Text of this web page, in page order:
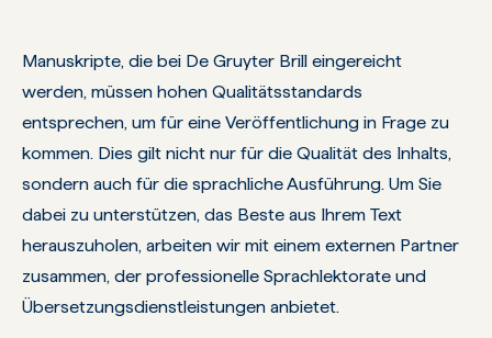
Manuskripte, die bei De Gruyter Brill eingereicht
werden, müssen hohen Qualitätsstandards
entsprechen, um für eine Veröffentlichung in Frage zu
kommen. Dies gilt nicht nur für die Qualität des Inhalts,
sondern auch für die sprachliche Ausführung. Um Sie
dabei zu unterstützen, das Beste aus Ihrem Text
herauszuholen, arbeiten wir mit einem externen Partner
zusammen, der professionelle Sprachlektorate und
Übersetzungsdienstleistungen anbietet.